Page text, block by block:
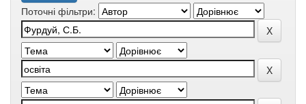
Поточні фільтри: